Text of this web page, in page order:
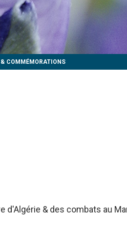
COMMÉMORATIONS
d'Algérie & des combats au